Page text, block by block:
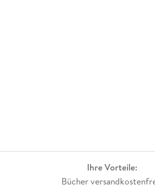
Ihre Vorteile:
Bücher